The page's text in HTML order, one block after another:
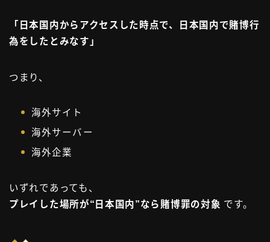
「日本国内からアクセスした時点で、日本国内で賭博行
為をしたとみなす」
つまり、
海外サイト
海外サーバー
海外企業
いずれであっても、
プレイした場所が“日本国内”なら賭博罪の対象 です。